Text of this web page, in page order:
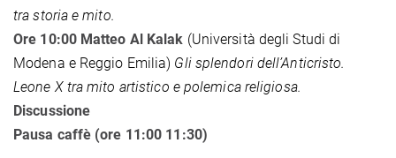
tra storia e mito.
Ore 10:00 Matteo Al Kalak (Università degli Studi di
Modena e Reggio Emilia) Gli splendori dell’Anticristo.
Leone X tra mito artistico e polemica religiosa.
Discussione
Pausa caffè (ore 11:00 11:30)